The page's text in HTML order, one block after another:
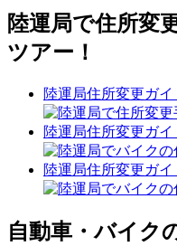
陸運局で住所変
ツアー！
陸運局住所変更ガイ
陸運局住所変更ガイ
陸運局住所変更ガイ
自動車・バイク